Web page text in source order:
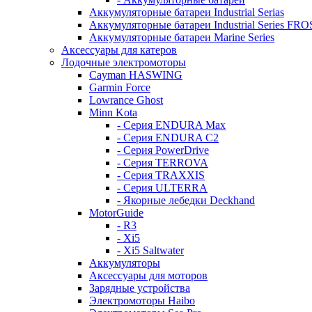
Аккумуляторные батареи Industrial Serias
Аккумуляторные батареи Industrial Series
Аккумуляторные батареи Marine Series
Аксессуары для катеров
Лодочные электромоторы
Cayman HASWING
Garmin Force
Lowrance Ghost
Minn Kota
- Серия ENDURA Max
- Серия ENDURA C2
- Серия PowerDrive
- Серия TERROVA
- Серия TRAXXIS
- Серия ULTERRA
- Якорные лебедки Deckhand
MotorGuide
- R3
- Xi5
- Xi5 Saltwater
Аккумуляторы
Аксессуары для моторов
Зарядные устройства
Электромоторы Haibo